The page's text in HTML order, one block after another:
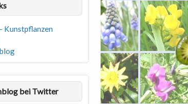
Kunstpflanzen
bei Twitter